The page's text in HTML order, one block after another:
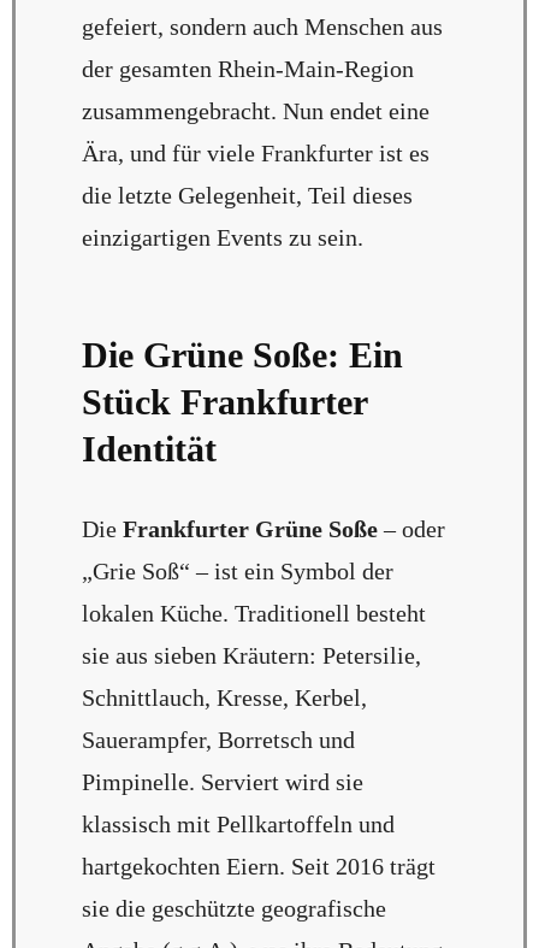
gefeiert, sondern auch Menschen aus
der gesamten Rhein-Main-Region
zusammengebracht. Nun endet eine
Ära, und für viele Frankfurter ist es
die letzte Gelegenheit, Teil dieses
einzigartigen Events zu sein.
Die Grüne Soße: Ein
Stück Frankfurter
Identität
Die Frankfurter Grüne Soße– oder
„Grie Soß“ – ist ein Symbol der
lokalen Küche. Traditionell besteht
sie aus sieben Kräutern: Petersilie,
Schnittlauch, Kresse, Kerbel,
Sauerampfer, Borretsch und
Pimpinelle. Serviert wird sie
klassisch mit Pellkartoffeln und
hartgekochten Eiern. Seit 2016 trägt
sie die geschützte geografische